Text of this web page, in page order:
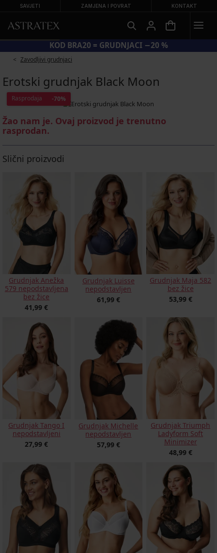
SAVJETI ZAMJENA I POVRAT KONTAKT
KOD BRA20 = GRUDNJACI −20 %
Zavodljivi grudnjaci
Erotski grudnjak Black Moon
Rasprodaja -70%
Žao nam je. Ovaj proizvod je trenutno
rasprodan.
Slični proizvodi
Grudnjak Anežka
579 nepodstavljena
bez žice
41,99 €
Grudnjak Luisse
nepodstavljen
61,99 €
Grudnjak Maja 582
bez žice
53,99 €
Grudnjak Tango I
nepodstavljeni
27,99 €
Grudnjak Michelle
nepodstavljen
57,99 €
Grudnjak Triumph
Ladyform Soft
Minimizer
48,99 €